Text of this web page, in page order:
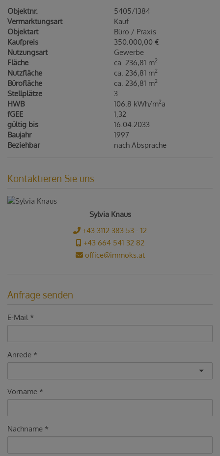
Objektnr.
5405/1384
Vermarktungsart
Kauf
Objektart
Büro / Praxis
Kaufpreis
350.000,00 €
Nutzungsart
Gewerbe
Fläche
ca. 236,81 m2
Nutzfläche ca. 236,81 m2
Bürofläche ca. 236,81 m2
Stellplätze
3
HWB
106.8 kWh/m2a
fGEE
1,32
gültig bis
16.04.2033
Baujahr
1997
Beziehbar
nach Absprache
Kontaktieren Sie uns
Sylvia Knaus
+43 3112 383 53 - 12
+43 664 541 32 82
office@immoks.at
Anfrage senden
E-Mail
Anrede
Vorname
Nachname